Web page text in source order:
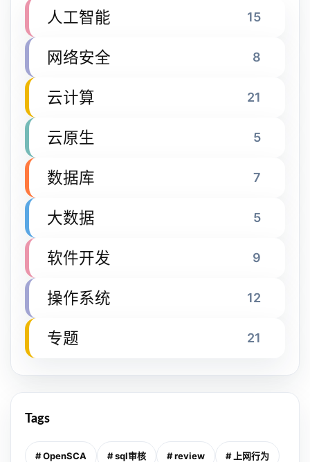
人工智能 15
网络安全 8
云计算 21
云原生 5
数据库 7
大数据 5
软件开发 9
操作系统 12
专题 21
Tags
# OpenSCA # sql审核 # review # 上网行为